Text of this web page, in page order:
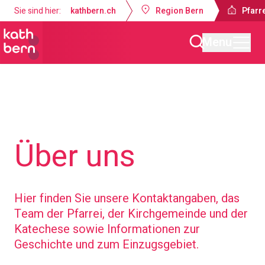
Sie sind hier: kathbern.ch Region Bern
Über uns
Hier finden Sie unsere Kontaktangaben, das
Team der Pfarrei, der Kirchgemeinde und der
Katechese sowie Informationen zur
Geschichte und zum Einzugsgebiet.